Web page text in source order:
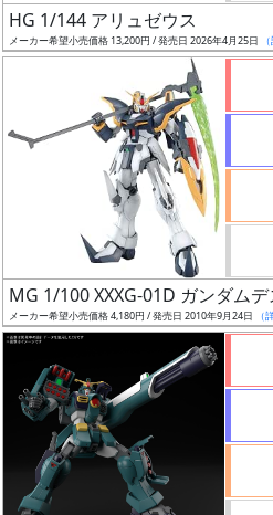
売
切
抽
選
中
庫
HG 1/144 アリュゼウス
メーカー希望小売価格 13,200円 / 発売日 2026年4月25日
MG 1/100 XXXG-01D ガンダム
メーカー希望小売価格 4,180円 / 発売日 2010年9月24日 （